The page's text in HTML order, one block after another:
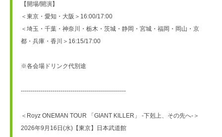
【開場/開演】
＜東京・愛知・大阪＞16:00/17:00
＜埼玉・千葉・神奈川・栃木・茨城・静岡・宮城・福岡・岡山・京
都・兵庫・香川＞16:15/17:00
※各会場ドリンク代別途
-----------------------------------------------------
＜Royz ONEMAN TOUR 「GIANT KILLER」 -下剋上、その先へ-＞
2026年9月16日(水)【東京】日本武道館